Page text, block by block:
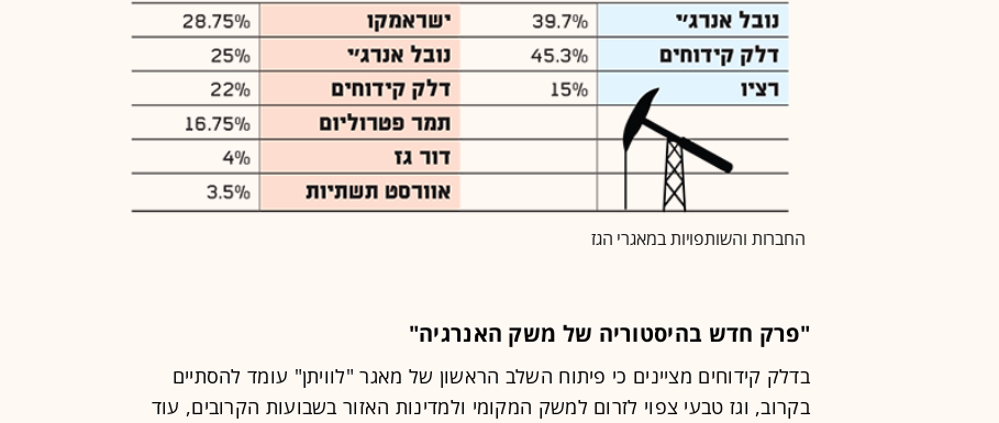
החברות והשותפויות במאגרי הגז
"פרק חדש בהיסטוריה של משק האנרגיה"
בדלק קידוחים מציינים כי פיתוח השלב הראשון של מאגר "לוויתן" עומד להסתיים
בקרוב, וגז טבעי צפוי לזרום למשק המקומי ולמדינות האזור בשבועות הקרובים, עוד